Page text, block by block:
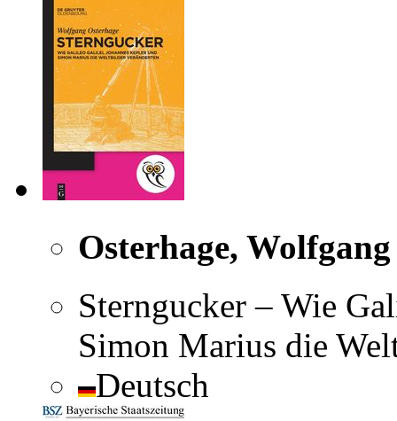
Osterhage, Wolfgang
Sterngucker – Wie
Simon Marius die
Deutsch